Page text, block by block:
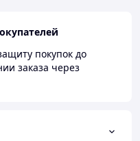
покупок до
заказа через